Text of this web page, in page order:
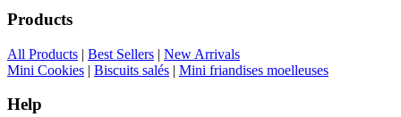
Products
All Products | Best Sellers | New Arrivals
Mini Cookies | Biscuits salés | Mini friandises moelleuses
Help